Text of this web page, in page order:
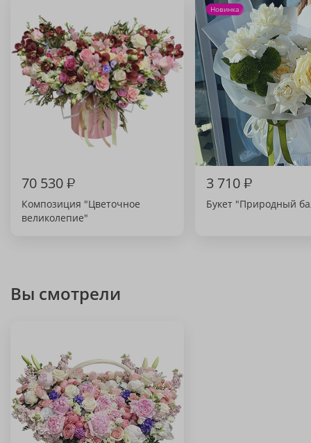
70 530₽
Композиция "Цветочное
великолепие"
Новинка
3 710₽
Букет "Природный
Вы смотрели